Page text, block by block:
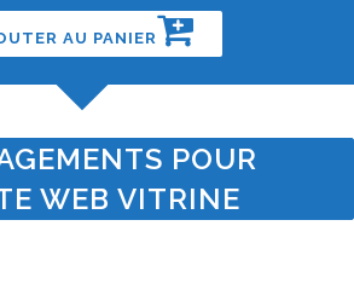
AU PANIER
POUR
WEB VITRINE